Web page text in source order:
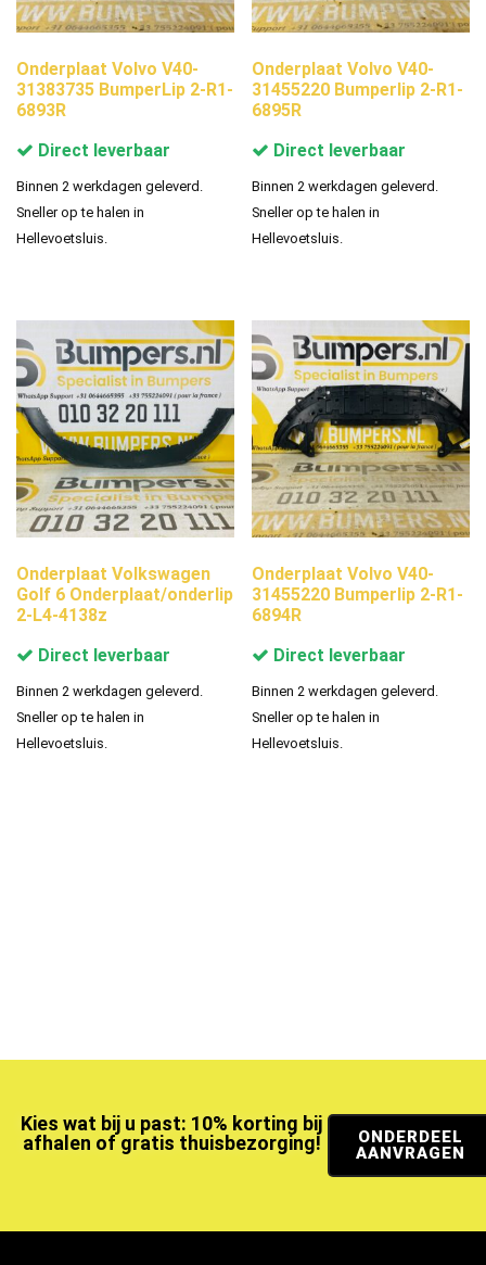
Onderplaat Volvo V40-
31383735 BumperLip 2-R1-
6893R
Direct leverbaar
Binnen 2 werkdagen geleverd.
Sneller op te halen in
Hellevoetsluis.
Onderplaat Volvo V40-
31455220 Bumperlip 2-R1-
6895R
Direct leverbaar
Binnen 2 werkdagen geleverd.
Sneller op te halen in
Hellevoetsluis.
Onderplaat Volkswagen
Golf 6 Onderplaat/onderlip
2-L4-4138z
Direct leverbaar
Binnen 2 werkdagen geleverd.
Sneller op te halen in
Hellevoetsluis.
Onderplaat Volvo V40-
31455220 Bumperlip 2-R1-
6894R
Direct leverbaar
Binnen 2 werkdagen geleverd.
Sneller op te halen in
Hellevoetsluis.
Kies wat bij u past: 10% korting bij
afhalen of gratis thuisbezorging!
ONDERDEEL
AANVRAGEN